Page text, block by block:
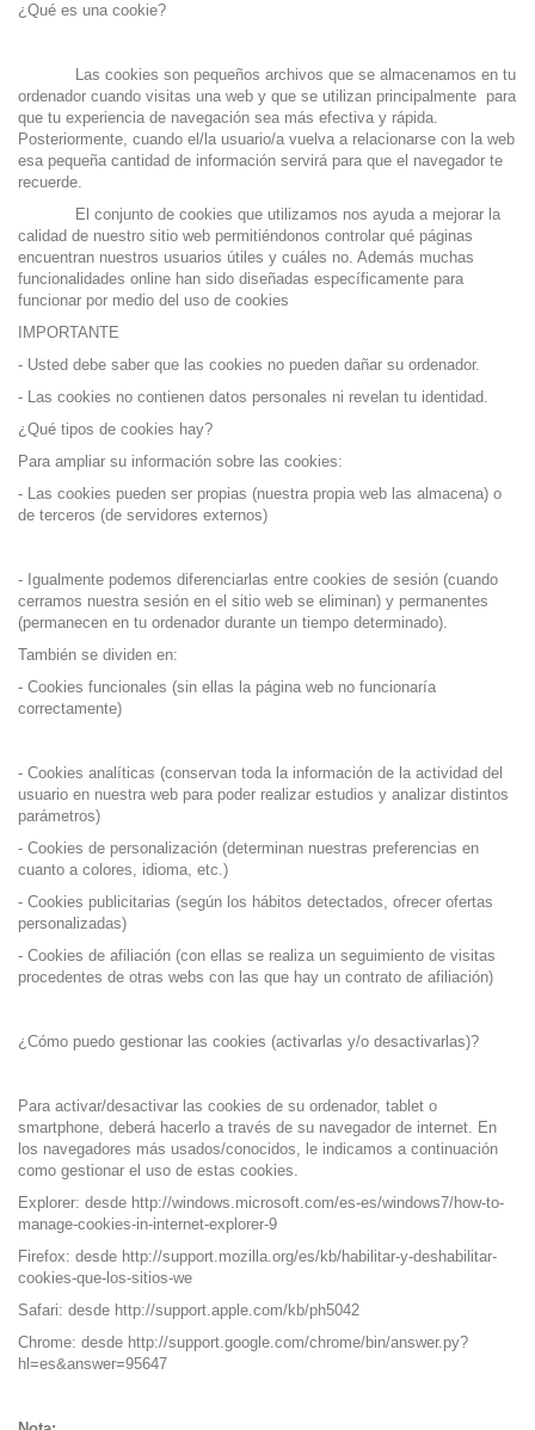
¿Qué es una cookie?
Las cookies son pequeños archivos que se almacenamos en tu
ordenador cuando visitas una web y que se utilizan principalmente para
que tu experiencia de navegación sea más efectiva y rápida.
Posteriormente, cuando el/la usuario/a vuelva a relacionarse con la web
esa pequeña cantidad de información servirá para que el navegador te
recuerde.
El conjunto de cookies que utilizamos nos ayuda a mejorar la
calidad de nuestro sitio web permitiéndonos controlar qué páginas
encuentran nuestros usuarios útiles y cuáles no. Además muchas
funcionalidades online han sido diseñadas específicamente para
funcionar por medio del uso de cookies
IMPORTANTE
- Usted debe saber que las cookies no pueden dañar su ordenador.
- Las cookies no contienen datos personales ni revelan tu identidad.
¿Qué tipos de cookies hay?
Para ampliar su información sobre las cookies:
- Las cookies pueden ser propias (nuestra propia web las almacena) o
de terceros (de servidores externos)
- Igualmente podemos diferenciarlas entre cookies de sesión (cuando
cerramos nuestra sesión en el sitio web se eliminan) y permanentes
(permanecen en tu ordenador durante un tiempo determinado).
También se dividen en:
- Cookies funcionales (sin ellas la página web no funcionaría
correctamente)
- Cookies analíticas (conservan toda la información de la actividad del
usuario en nuestra web para poder realizar estudios y analizar distintos
parámetros)
- Cookies de personalización (determinan nuestras preferencias en
cuanto a colores, idioma, etc.)
- Cookies publicitarias (según los hábitos detectados, ofrecer ofertas
personalizadas)
- Cookies de afiliación (con ellas se realiza un seguimiento de visitas
procedentes de otras webs con las que hay un contrato de afiliación)
¿Cómo puedo gestionar las cookies (activarlas y/o desactivarlas)?
Para activar/desactivar las cookies de su ordenador, tablet o
smartphone, deberá hacerlo a través de su navegador de internet. En
los navegadores más usados/conocidos, le indicamos a continuación
como gestionar el uso de estas cookies.
Explorer: desde http://windows.microsoft.com/es-es/windows7/how-to-
manage-cookies-in-internet-explorer-9
Firefox: desde http://support.mozilla.org/es/kb/habilitar-y-deshabilitar-
cookies-que-los-sitios-we
Safari: desde http://support.apple.com/kb/ph5042
Chrome: desde http://support.google.com/chrome/bin/answer.py?
hl=es&answer=95647